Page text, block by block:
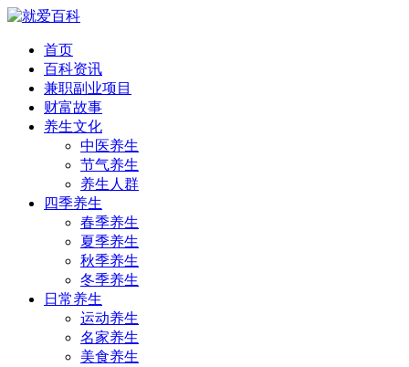
首页
百科资讯
兼职副业项目
财富故事
养生文化
中医养生
节气养生
养生人群
四季养生
春季养生
夏季养生
秋季养生
冬季养生
日常养生
运动养生
名家养生
美食养生